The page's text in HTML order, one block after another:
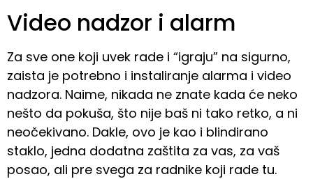
Video nadzor i alarm
Za sve one koji uvek rade i “igraju” na sigurno,
zaista je potrebno i instaliranje alarma i video
nadzora. Naime, nikada ne znate kada će neko
nešto da pokuša, što nije baš ni tako retko, a ni
neočekivano. Dakle, ovo je kao i blindirano
staklo, jedna dodatna zaštita za vas, za vaš
posao, ali pre svega za radnike koji rade tu.